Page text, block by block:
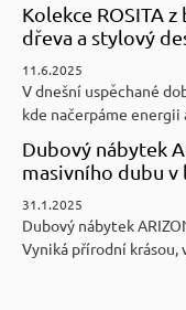
Kolekce ROSITA
dřeva a stylový
11.6.2025
V dnešní uspěchané
kde načerpáme energii
Dubový nábytek
masivního dubu v
31.1.2025
Dubový nábytek
Vyniká přírodní krásou,